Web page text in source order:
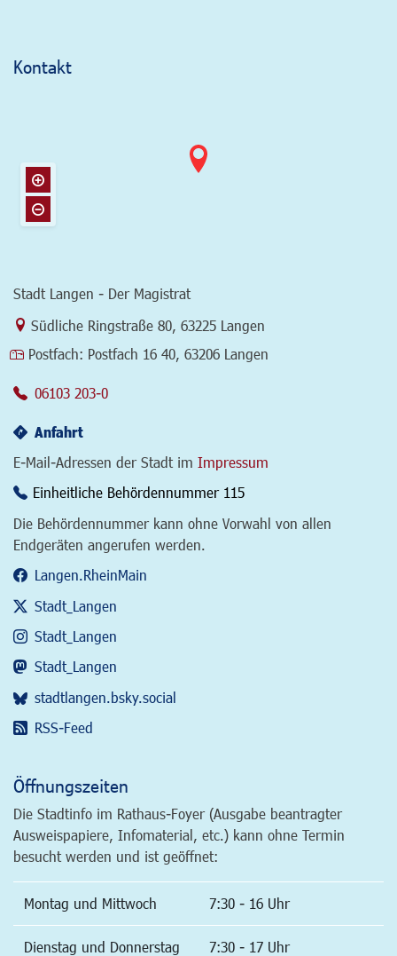
Kontakt
Stadt Langen - Der Magistrat
Link zur Google-Maps Navigation
Südliche Ringstraße 80 63225 Langen
Postfach: Postfach 16 40, 63206 Langen
06103 203-0
Anfahrt
E-Mail-Adressen der Stadt im Impressum
Einheitliche Behördennummer 115
Die Behördennummer kann ohne Vorwahl von allen
Endgeräten angerufen werden.
Langen.RheinMain
Stadt_Langen
Stadt_Langen
Stadt_Langen
stadtlangen.bsky.social
RSS-Feed
Öffnungszeiten
Die Stadtinfo im Rathaus-Foyer (Ausgabe beantragter
Ausweispapiere, Infomaterial, etc.) kann ohne Termin
besucht werden und ist geöffnet:
Montag und Mittwoch 7:30 - 16 Uhr
Dienstag und Donnerstag 7:30 - 17 Uhr